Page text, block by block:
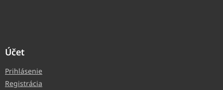
Účet
Prihlásenie
Registrácia